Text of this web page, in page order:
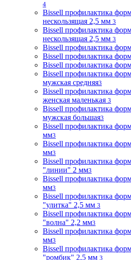
4
Bissell профилактика
нескользящая 2,5 мм 3
Bissell профилактика
нескользящая 2,5 мм 3
Bissell профилактика
Bissell профилактика
Bissell профилактика
Bissell профилактика
мужская средняя3
Bissell профилактика
женская маленькая 3
Bissell профилактика
мужская большая3
Bissell профилактика
мм3
Bissell профилактика
мм3
Bissell профилактика
"линии" 2 мм3
Bissell профилактика
мм3
Bissell профилактика
"улитка" 2,5 мм 3
Bissell профилактика
"волна" 2,2 мм3
Bissell профилактика
мм3
Bissell профилактика
"ромбик" 2,5 мм 3